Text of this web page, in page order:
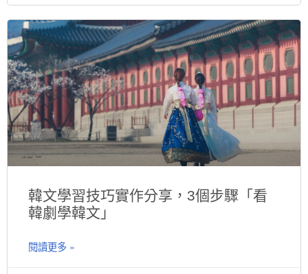
韓文學習技巧實作分享，3個步驟「看
韓劇學韓文」
閱讀更多 »